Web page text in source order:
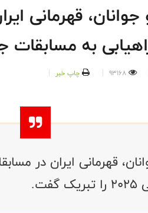
قهرمانی
مسابقات جهانی ۲۰۲۵ را
93168 چاپ خبر
قهرمانی ایران در